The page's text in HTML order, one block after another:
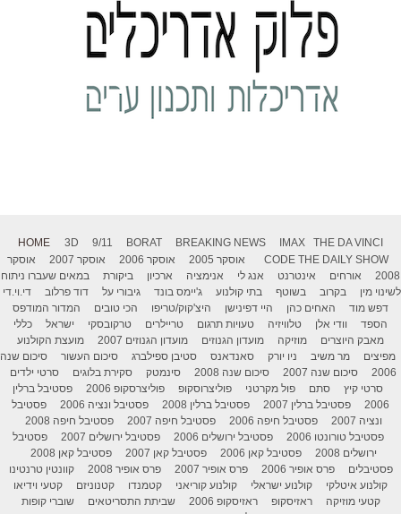
HOME 3D 9/11 BORAT BREAKING NEWS IMAX
THE DA VINCI
CODE THE DAILY SHOW אוסקר 2005 אוסקר 2006 אוסקר 2007
אוסקר
2008
אורחים אינטרנט אנג לי אנימציה ארכיון ביקורת
במאים שעברו ניתוח
לשינוי מין
בקרוב בשוטף בתי קולנוע ג'יימס בונד גיבורי על דוד פרלוב
די.וי.די
דפש מוד
האחים כהן היי דפינישן היצ'קוק/טריפו הכי טובים
המדור המודפס
הספד
וודי אלן טלוויזיה טעויות תרגום טריילרים טרקובסקי ישראל
כללי
מאבק היוצרים
מוזיקה מועדון הגנוזים מועדון הגנוזים 2007
מועצת הקולנוע
מפיצים
מר משיב ניו יורק סאנדאנס סטיבן ספילברג סיכום העשור
סיכום שנה
2006
סיכום שנה 2007 סיכום שנה 2008 סינמטק סקירת בלוגים
סרטי ילדים
סרטי קיץ
סתם פול מקרטני פוליצרוסקופ פוליצרסקופ 2006
פסטיבל ברלין
2006
פסטיבל ברלין 2007 פסטיבל ברלין 2008 פסטיבל ונציה 2006
פסטיבל
ונציה 2007
פסטיבל חיפה 2006 פסטיבל חיפה 2007
פסטיבל חיפה 2008
פסטיבל טורונטו 2006
פסטיבל ירושלים 2006 פסטיבל ירושלים 2007
פסטיבל
ירושלים 2008
פסטיבל קאן 2006 פסטיבל קאן 2007
פסטיבל קאן 2008
פסטיבלים
פרס אופיר 2006 פרס אופיר 2007 פרס אופיר 2008
קוונטין טרנטינו
קולנוע איטלקי
קולנוע ישראלי קולנוע קוריאני קטמנדו קטנוניזם
קטעי וידיאו
קטעי מוזיקה
ראזיסקופ ראזיסקופ 2006 שביתת התסריטאים
שוברי קופות